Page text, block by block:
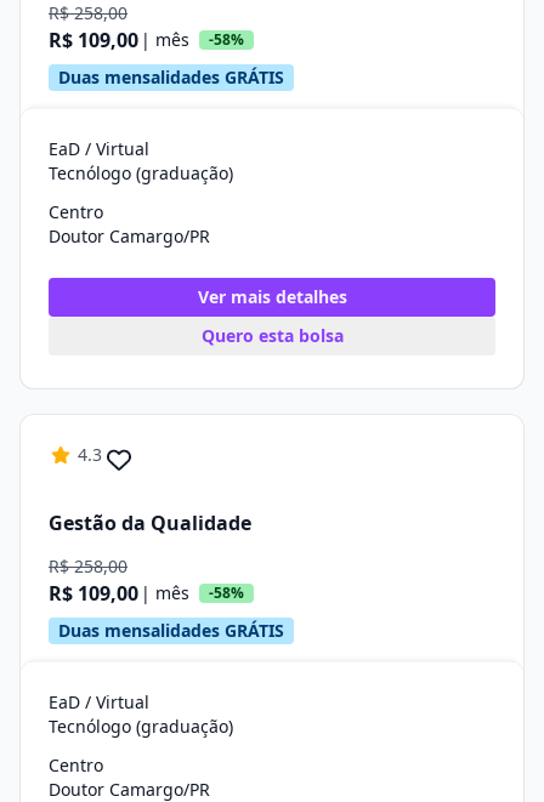
R$ 258,00
R$ 109,00 | mês -58%
Duas mensalidades GRÁTIS
EaD / Virtual
Tecnólogo (graduação)
Centro
Doutor Camargo/PR
Ver mais detalhes
Quero esta bolsa
4.3
Gestão da Qualidade
R$ 258,00
R$ 109,00 | mês -58%
Duas mensalidades GRÁTIS
EaD / Virtual
Tecnólogo (graduação)
Centro
Doutor Camargo/PR